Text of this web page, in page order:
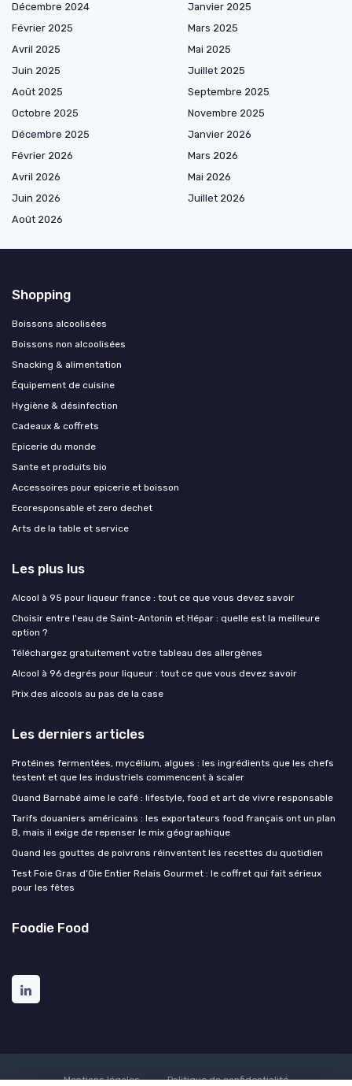
Décembre 2024
Janvier 2025
Février 2025
Mars 2025
Avril 2025
Mai 2025
Juin 2025
Juillet 2025
Août 2025
Septembre 2025
Octobre 2025
Novembre 2025
Décembre 2025
Janvier 2026
Février 2026
Mars 2026
Avril 2026
Mai 2026
Juin 2026
Juillet 2026
Août 2026
Shopping
Boissons alcoolisées
Boissons non alcoolisées
Snacking & alimentation
Équipement de cuisine
Hygiène & désinfection
Cadeaux & coffrets
Epicerie du monde
Sante et produits bio
Accessoires pour epicerie et boisson
Ecoresponsable et zero dechet
Arts de la table et service
Les plus lus
Alcool à 95 pour liqueur france : tout ce que vous devez savoir
Choisir entre l'eau de Saint-Antonin et Hépar : quelle est la meilleure
option ?
Téléchargez gratuitement votre tableau des allergènes
Alcool à 96 degrés pour liqueur : tout ce que vous devez savoir
Prix des alcools au pas de la case
Les derniers articles
Protéines fermentées, mycélium, algues : les ingrédients que les chefs
testent et que les industriels commencent à scaler
Quand Barnabé aime le café : lifestyle, food et art de vivre responsable
Tarifs douaniers américains : les exportateurs food français ont un plan
B, mais il exige de repenser le mix géographique
Quand les gouttes de poivrons réinventent les recettes du quotidien
Test Foie Gras d’Oie Entier Relais Gourmet : le coffret qui fait sérieux
pour les fêtes
Foodie Food
Mentions légales Politique de confidentialité